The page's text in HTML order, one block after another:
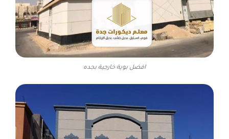
افضل بوية خارجية بجده